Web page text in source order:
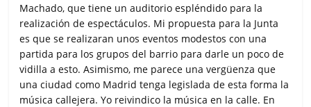
Machado, que tiene un auditorio espléndido para la
realización de espectáculos. Mi propuesta para la Junta
es que se realizaran unos eventos modestos con una
partida para los grupos del barrio para darle un poco de
vidilla a esto. Asimismo, me parece una vergüenza que
una ciudad como Madrid tenga legislada de esta forma la
música callejera. Yo reivindico la música en la calle. En